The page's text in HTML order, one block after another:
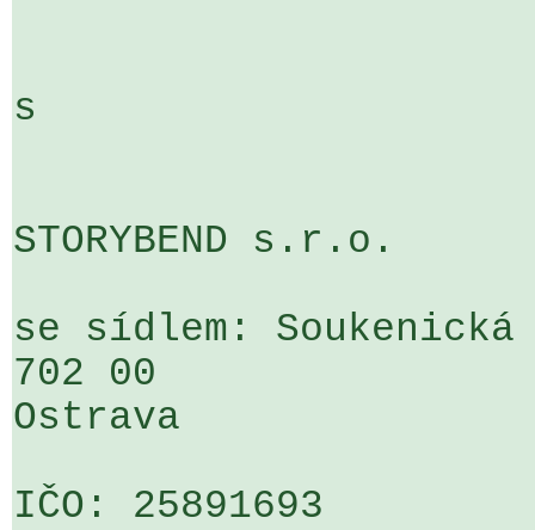
s
STORYBEND s.r.o.
se sídlem:
702 00
Ostrava
IČO: 25891693